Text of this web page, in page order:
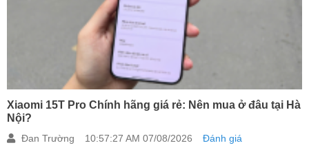
Xiaomi 15T Pro Chính hãng giá rẻ: Nên mua ở đâu tại Hà
Nội?
Đan Trường 10:57:27 AM 07/08/2026 Đánh giá